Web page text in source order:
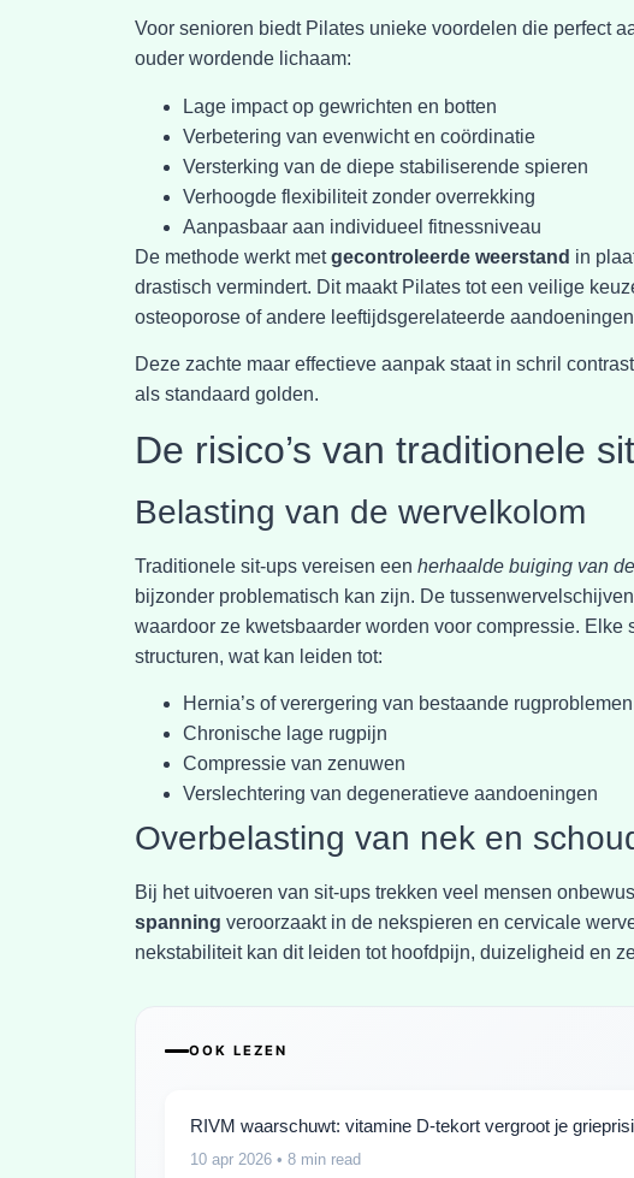
Voor senioren biedt Pilates unieke voordelen die perfect
ouder wordende lichaam:
Lage impact op gewrichten en botten
Verbetering van evenwicht en coördinatie
Versterking van de diepe stabiliserende spieren
Verhoogde flexibiliteit zonder overrekking
Aanpasbaar aan individueel fitnessniveau
De methode werkt metgecontroleerde weerstand in
drastisch vermindert. Dit maakt Pilates tot een veilige
osteoporose of andere leeftijdsgerelateerde
Deze zachte maar effectieve aanpak staat in schril
als standaard golden.
De risico’s van traditionele
Belasting van de wervelkolom
Traditionele sit-ups vereisen een herhaalde buiging van
bijzonder problematisch kan zijn. De
waardoor ze kwetsbaarder worden voor compressie.
structuren, wat kan leiden tot:
Hernia’s of verergering van bestaande rugproblemen
Chronische lage rugpijn
Compressie van zenuwen
Verslechtering van degeneratieve aandoeningen
Overbelasting van nek en
Bij het uitvoeren van sit-ups trekken veel mensen
spanning veroorzaakt in de nekspieren en cervicale
nekstabiliteit kan dit leiden tot hoofdpijn, duizeligheid en
OOK LEZEN
RIVM waarschuwt: vitamine D-tekort vergroot je
10 apr 2026 • 8 min read